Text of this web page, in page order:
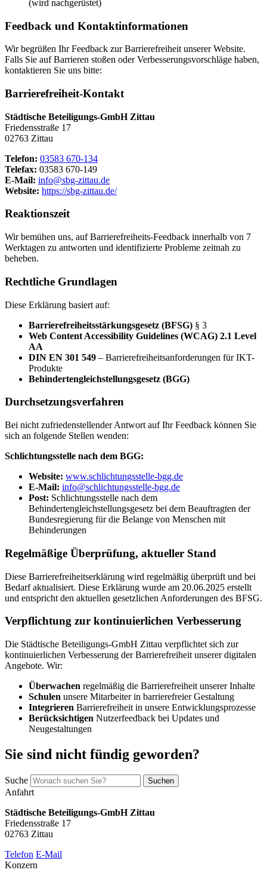
(wird nachgerüstet)
Feedback und Kontaktinformationen
Wir begrüßen Ihr Feedback zur Barrierefreiheit unserer Website.
Falls Sie auf Barrieren stoßen oder Verbesserungsvorschläge haben,
kontaktieren Sie uns bitte:
Barrierefreiheit-Kontakt
Städtische Beteiligungs-GmbH Zittau
Friedensstraße 17
02763 Zittau
Telefon: 03583 670-134
Telefax: 03583 670-149
E-Mail: info@sbg-zittau.de
Website: https://sbg-zittau.de/
Reaktionszeit
Wir bemühen uns, auf Barrierefreiheits-Feedback innerhalb von 7
Werktagen zu antworten und identifizierte Probleme zeitnah zu
beheben.
Rechtliche Grundlagen
Diese Erklärung basiert auf:
Barrierefreiheitsstärkungsgesetz (BFSG) § 3
Web Content Accessibility Guidelines (WCAG) 2.1 Level
AA
DIN EN 301 549 – Barrierefreiheitsanforderungen für IKT-
Produkte
Behindertengleichstellungsgesetz (BGG)
Durchsetzungsverfahren
Bei nicht zufriedenstellender Antwort auf Ihr Feedback können Sie
sich an folgende Stellen wenden:
Schlichtungsstelle nach dem BGG:
Website: www.schlichtungsstelle-bgg.de
E-Mail: info@schlichtungsstelle-bgg.de
Post: Schlichtungsstelle nach dem
Behindertengleichstellungsgesetz bei dem Beauftragten der
Bundesregierung für die Belange von Menschen mit
Behinderungen
Regelmäßige Überprüfung, aktueller Stand
Diese Barrierefreiheitserklärung wird regelmäßig überprüft und bei
Bedarf aktualisiert. Diese Erklärung wurde am 20.06.2025 erstellt
und entspricht den aktuellen gesetzlichen Anforderungen des BFSG.
Verpflichtung zur kontinuierlichen Verbesserung
Die Städtische Beteiligungs-GmbH Zittau verpflichtet sich zur
kontinuierlichen Verbesserung der Barrierefreiheit unserer digitalen
Angebote. Wir:
Überwachen regelmäßig die Barrierefreiheit unserer Inhalte
Schulen unsere Mitarbeiter in barrierefreier Gestaltung
Integrieren Barrierefreiheit in unsere Entwicklungsprozesse
Berücksichtigen Nutzerfeedback bei Updates und
Neugestaltungen
Sie sind nicht fündig geworden?
Suche Suchen
Anfahrt
Städtische Beteiligungs-GmbH Zittau
Friedensstraße 17
02763 Zittau
Telefon E-Mail
Konzern